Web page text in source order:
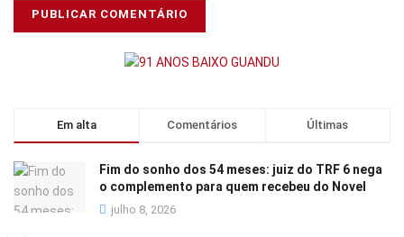
Em alta Comentários Últimas
Fim do sonho dos 54 meses: juiz do TRF 6 nega
o complemento para quem recebeu do Novel
julho 8, 2026